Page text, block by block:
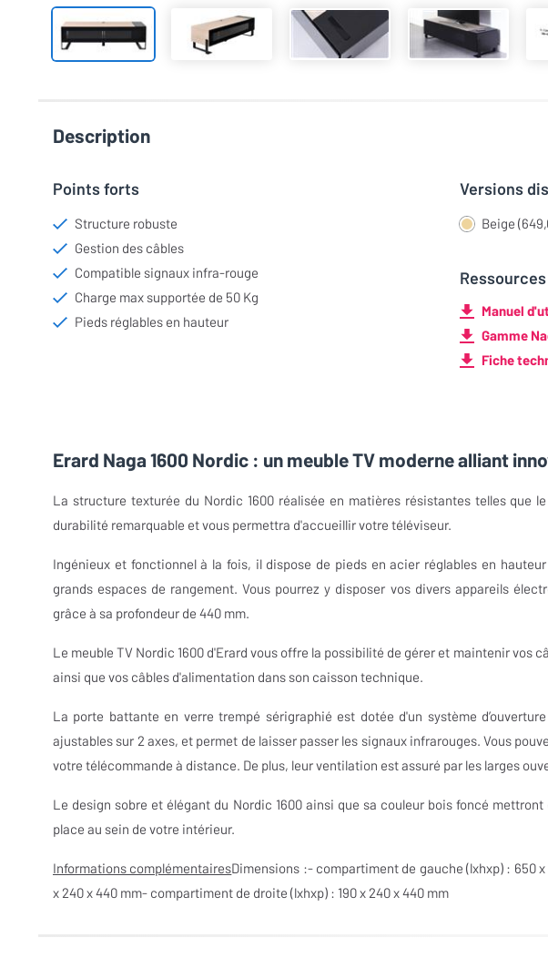
Description
Points forts
Structure robuste
Gestion des câbles
Compatible signaux infra-rouge
Charge max supportée de 50 Kg
Pieds réglables en hauteur
Versions
Beige
Ressources
Manuel
Gamme
Fiche
Erard Naga 1600 Nordic : un meuble TV moderne alliant
La structure texturée du Nordic 1600 réalisée en matières résistantes telles que
durabilité remarquable et vous permettra d'accueillir votre téléviseur.
Ingénieux et fonctionnel à la fois, il dispose de pieds en acier réglables en
grands espaces de rangement. Vous pourrez y disposer vos divers appareils
grâce à sa profondeur de 440 mm.
Le meuble TV Nordic 1600 d'Erard vous offre la possibilité de gérer et maintenir vos
ainsi que vos câbles d'alimentation dans son caisson technique.
La porte battante en verre trempé sérigraphié est dotée d'un système
ajustables sur 2 axes, et permet de laisser passer les signaux infrarouges. Vous
votre télécommande à distance. De plus, leur ventilation est assuré par les larges
Le design sobre et élégant du Nordic 1600 ainsi que sa couleur bois foncé
place au sein de votre intérieur.
Informations complémentairesDimensions :- compartiment de gauche (lxhxp) : 650
x 240 x 440 mm- compartiment de droite (lxhxp) : 190 x 240 x 440 mm